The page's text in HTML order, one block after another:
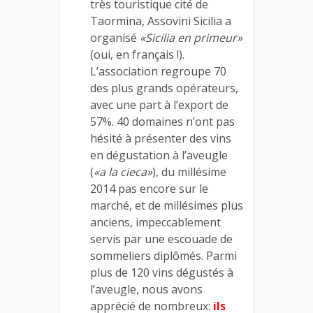
très touristique cité de
Taormina, Assovini Sicilia a
organisé «Sicilia en primeur»
(oui, en français !).
L’association regroupe 70
des plus grands opérateurs,
avec une part à l’export de
57%. 40 domaines n’ont pas
hésité à présenter des vins
en dégustation à l’aveugle
(«a la cieca»), du millésime
2014 pas encore sur le
marché, et de millésimes plus
anciens, impeccablement
servis par une escouade de
sommeliers diplômés. Parmi
plus de 120 vins dégustés à
l’aveugle, nous avons
apprécié de nombreux: ils